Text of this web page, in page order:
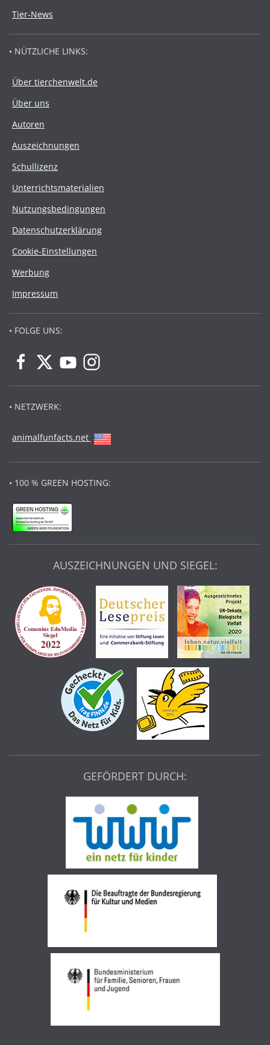
Tier-News
• NÜTZLICHE LINKS:
Über tierchenwelt.de
Über uns
Autoren
Auszeichnungen
Schullizenz
Unterrichtsmaterialien
Nutzungsbedingungen
Datenschutzerklärung
Cookie-Einstellungen
Werbung
Impressum
• FOLGE UNS:
• NETZWERK:
animalfunfacts.net
• 100 % GREEN HOSTING:
AUSZEICHNUNGEN UND SIEGEL:
GEFÖRDERT DURCH: